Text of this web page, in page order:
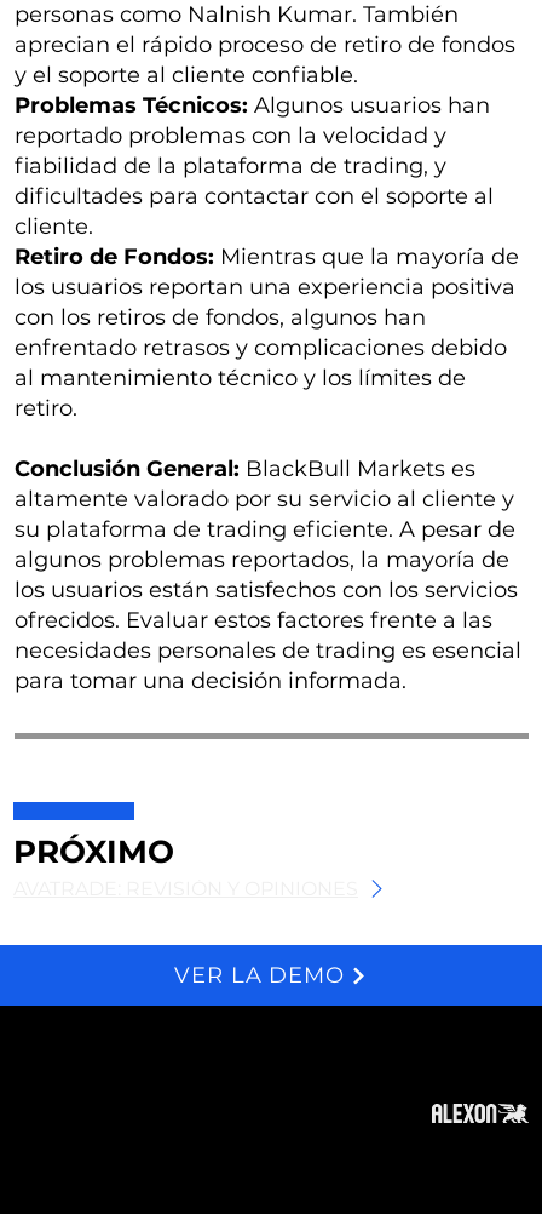
personas como Nalnish Kumar. También
aprecian el rápido proceso de retiro de fondos
y el soporte al cliente confiable.
Problemas Técnicos: Algunos usuarios han
reportado problemas con la velocidad y
fiabilidad de la plataforma de trading, y
dificultades para contactar con el soporte al
cliente.
Retiro de Fondos: Mientras que la mayoría de
los usuarios reportan una experiencia positiva
con los retiros de fondos, algunos han
enfrentado retrasos y complicaciones debido
al mantenimiento técnico y los límites de
retiro.
Conclusión General: BlackBull Markets es
altamente valorado por su servicio al cliente y
su plataforma de trading eficiente. A pesar de
algunos problemas reportados, la mayoría de
los usuarios están satisfechos con los servicios
ofrecidos. Evaluar estos factores frente a las
necesidades personales de trading es esencial
para tomar una decisión informada.
PRÓXIMO
VER LA DEMO